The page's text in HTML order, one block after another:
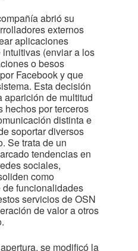
abrió su
externos
aplicaciones
(enviar a los
o besos
Facebook y que
Esta decisión
aparición de multitud
hechos por terceros
distinta e
soportar diversos
Se trata de un
tendencias en
sociales,
como
funcionalidades
servicios de OSN
de valor a otros
se modificó la